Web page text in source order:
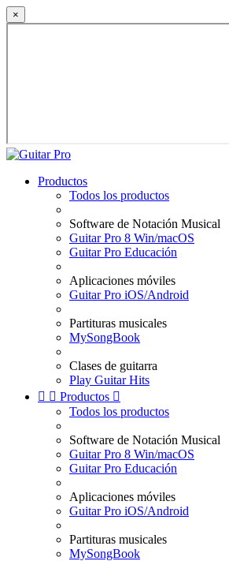
×
Productos
Todos los productos
Software de Notación Musical
Guitar Pro 8 Win/macOS
Guitar Pro Educación
Aplicaciones móviles
Guitar Pro iOS/Android
Partituras musicales
MySongBook
Clases de guitarra
Play Guitar Hits
  Productos 
Todos los productos
Software de Notación Musical
Guitar Pro 8 Win/macOS
Guitar Pro Educación
Aplicaciones móviles
Guitar Pro iOS/Android
Partituras musicales
MySongBook